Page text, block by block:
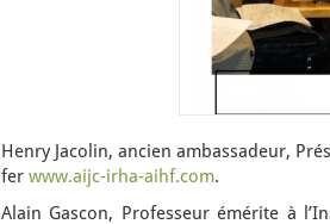
Henry Jacolin, ancien ambassadeur,
fer www.aijc-irha-aihf.com.
Alain Gascon, Professeur émérite à